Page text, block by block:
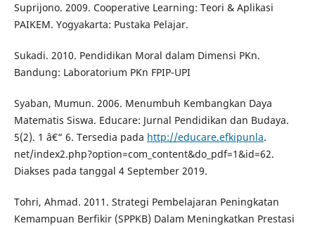
Suprijono. 2009. Cooperative Learning: Teori & Aplikasi
PAIKEM. Yogyakarta: Pustaka Pelajar.
Sukadi. 2010. Pendidikan Moral dalam Dimensi PKn.
Bandung: Laboratorium PKn FPIP-UPI
Syaban, Mumun. 2006. Menumbuh Kembangkan Daya
Matematis Siswa. Educare: Jurnal Pendidikan dan Budaya.
5(2). 1 â€“ 6. Tersedia pada http://educare.efkipunla.
net/index2.php?option=com_content&do_pdf=1&id=62.
Diakses pada tanggal 4 September 2019.
Tohri, Ahmad. 2011. Strategi Pembelajaran Peningkatan
Kemampuan Berfikir (SPPKB) Dalam Meningkatkan Prestasi